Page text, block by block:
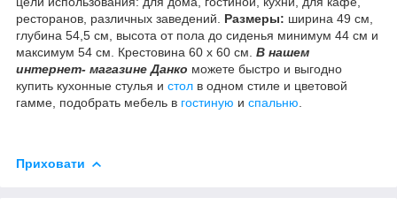
ресторанов, различных заведений.
Размеры: ширина 49 см,
глубина 54,5 см, высота от пола до сиденья минимум 44 см и
максимум 54 см. Крестовина 60 х 60 см. В нашем
интернет- магазине Данко можете быстро и выгодно
купить кухонные стулья и стол в одном стиле и цветовой
гамме, подобрать мебель в гостиную и спальню
Приховати